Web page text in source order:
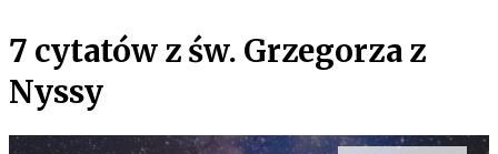
7 cytatów z św. Grzegorza z
Nyssy